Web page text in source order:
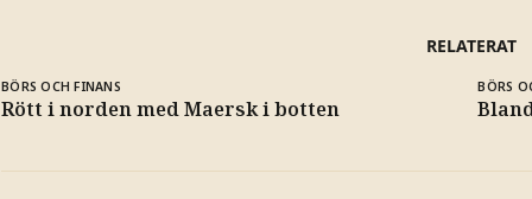
RELATERAT
BÖRS OCH FINANS
Rött i norden med Maersk i botten
BÖRS